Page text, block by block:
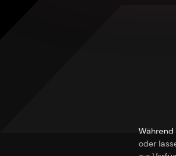
Während
oder